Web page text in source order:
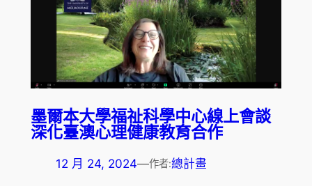
墨爾本大學福祉科學中心線上會談
深化臺澳心理健康教育合作
12 月 24, 2024—作者:總計畫